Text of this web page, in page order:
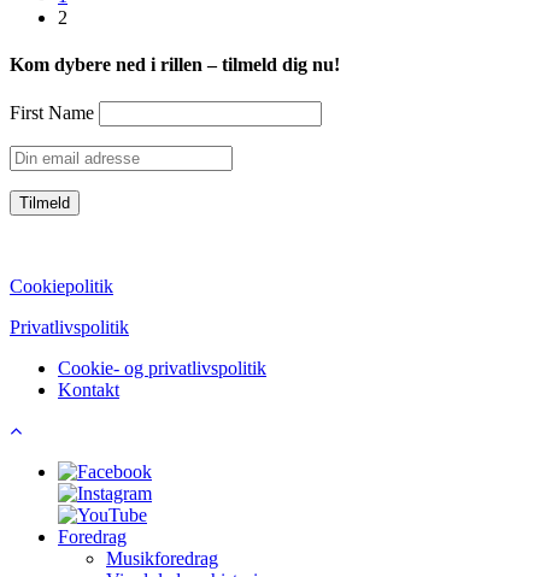
2
Kom dybere ned i rillen – tilmeld dig nu!
First Name
Cookiepolitik
Privatlivspolitik
Cookie- og privatlivspolitik
Kontakt
Foredrag
Musikforedrag